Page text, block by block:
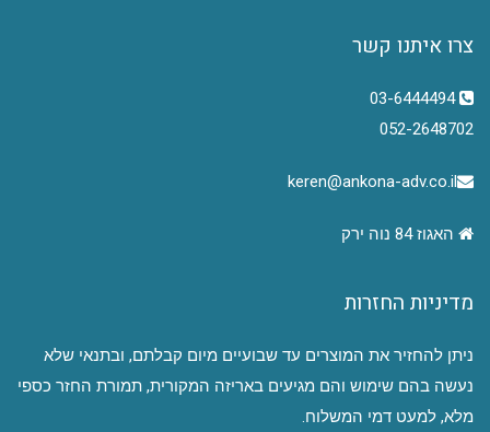
צרו איתנו קשר
03-6444494
052-2648702
keren@ankona-adv.co.il
האגוז 84 נוה ירק
מדיניות החזרות
ניתן להחזיר את המוצרים עד שבועיים מיום קבלתם, ובתנאי שלא
נעשה בהם שימוש והם מגיעים באריזה המקורית, תמורת החזר כספי
מלא, למעט דמי המשלוח.